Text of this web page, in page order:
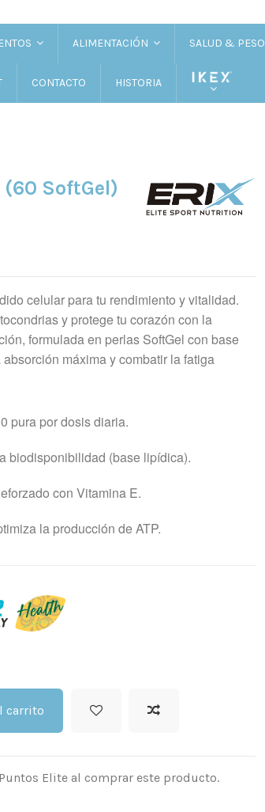
ALIMENTACIÓN SALUD & PESO
CONTACTO HISTORIA
(60 SoftGel)
celular para tu rendimiento y vitalidad.
y protege tu corazón con la
formulada en perlas SoftGel con base
máxima y combatir la fatiga
pura por dosis diaria.
biodisponibilidad (base lipídica).
con Vitamina E.
la producción de ATP.
carrito
Elite al comprar este producto.